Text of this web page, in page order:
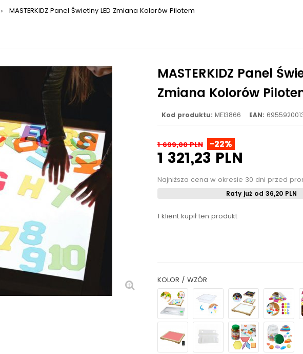
> MASTERKIDZ Panel Świetlny LED Zmiana Kolorów Pilotem
MASTERKIDZ Panel
Zmiana Kolorów
Kod produktu: ME13866 EAN:
1 699,00 PLN -22%
1 321,23 PLN
Najniższa cena w okresie 30 dni przed
Raty już od 36,20 PLN
1 klient kupił ten produkt
KOLOR / WZÓR